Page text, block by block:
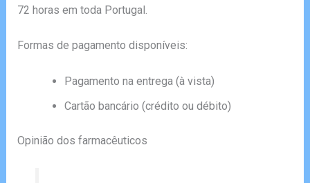
72 horas em toda Portugal.
Formas de pagamento disponíveis:
Pagamento na entrega (à vista)
Cartão bancário (crédito ou débito)
Opinião dos farmacêuticos